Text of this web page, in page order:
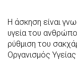
Η άσκηση είναι
υγεία του
ρύθμιση του
Οργανισμός